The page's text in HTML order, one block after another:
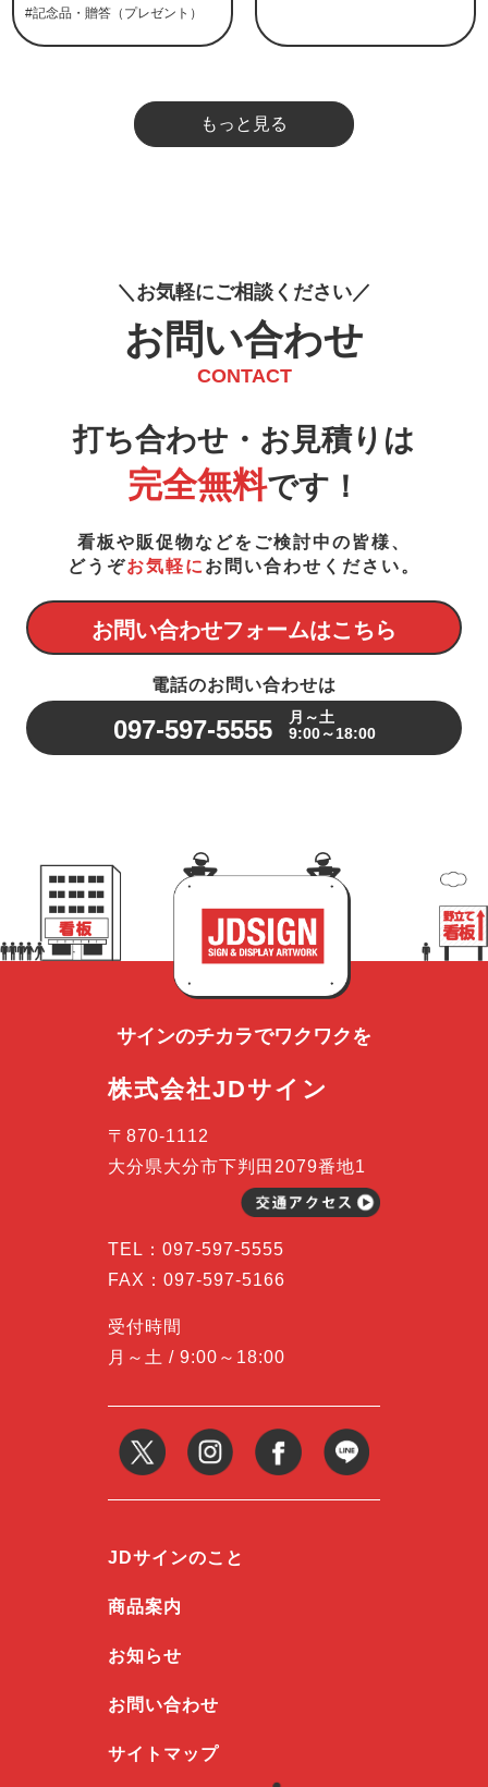
#記念品・贈答（プレゼント）
もっと見る
お気軽にご相談 く ださ い
お問い合わせ
CONTACT
打ち合わせ・お見積りは
完全無料です！
看板や販促物などをご検討中の皆様、
どうぞお気軽に お問い合わせください。
お問い合わせフォームはこちら
電話のお問い合わせは
097-597-5555
月～土
9:00～18:00
サインのチカラでワクワクを
株式会社JDサイン
〒870-1112
大分県大分市下判田2079番地1
TEL： 097-597-5555
FAX：097-597-5166
受付時間
月～土 / 9:00～18:00
JDサインのこと
商品案内
お知らせ
お問い合わせ
サイトマップ